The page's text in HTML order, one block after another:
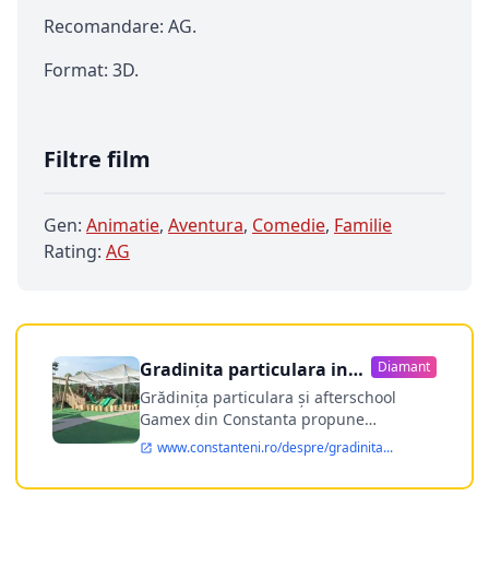
Recomandare: AG.
Format: 3D.
Filtre film
Gen: Animatie, Aventura, Comedie, Familie
Rating: AG
Gradinita particulara in
Constanta
Diamant
Grădinița particulara și afterschool
Gamex din Constanta propune
parintiilor o varianta de educatie pentru
cei mici in cele mai bune conditii.
Gamex este o grădinița particulara și
www.constanteni.ro/despre/gradinita...